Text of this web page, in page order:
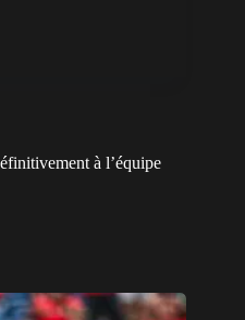
à l’équipe